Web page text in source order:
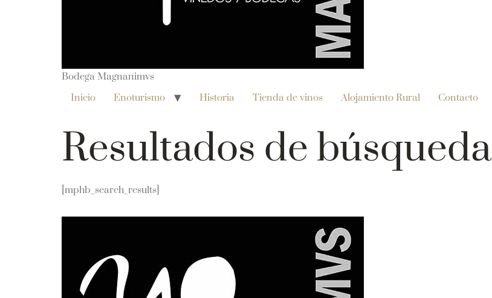
Bodega Magnanimvs
Inicio
Enoturismo Historia Tienda de vinos Alojamiento Rural Contacto
Resultados de búsqueda
[mphb_search_results]